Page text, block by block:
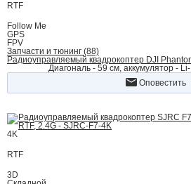
RTF
Follow Me
GPS
FPV
Запчасти и тюнинг (88)
Радиоуправляемый квадрокоптер DJI
Диагональ - 59 см, аккумулятор -
Оповестить
4K
RTF
3D